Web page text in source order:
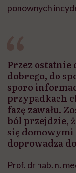
ponownych
Przez ostatnie
dobrego, do
sporo
przypadkach
fazę zawału.
ból przejdzie,
się domowymi
doprowadza
Prof. dr hab. n.